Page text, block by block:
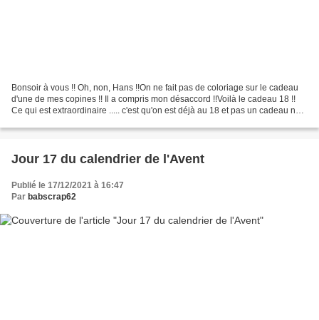
Bonsoir à vous !! Oh, non, Hans !!On ne fait pas de coloriage sur le cadeau
d'une de mes copines !! Il a compris mon désaccord !!Voilà le cadeau 18 !!
Ce qui est extraordinaire ..... c'est qu'on est déjà au 18 et pas un cadeau ne
Jour 17 du calendrier de l'Avent
Publié le 17/12/2021 à 16:47
Par babscrap62